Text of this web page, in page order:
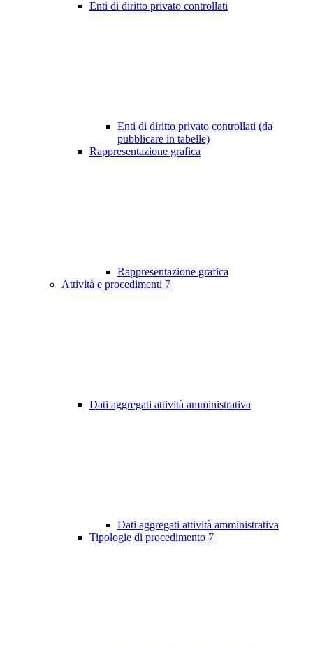
Enti di diritto privato controllati
Enti di diritto privato controllati (da
pubblicare in tabelle)
Rappresentazione grafica
Rappresentazione grafica
Attività e procedimenti 7
Dati aggregati attività amministrativa
Dati aggregati attività amministrativa
Tipologie di procedimento 7